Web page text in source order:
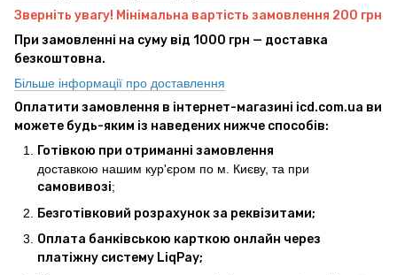
Зверніть увагу! Мінімальна вартість замовлення 200 грн
При замовленні на суму від 1000 грн — доставка
безкоштовна.
Більше інформації про доставлення
Оплатити замовлення в інтернет-магазині icd.com.ua ви
можете будь-яким із наведених нижче способів:
Готівкою при отриманні замовлення
доставкою нашим кур'єром по м. Києву, та при
самовивозі;
Безготівковий розрахунок за реквізитами;
Оплата банківською карткою онлайн через
платіжну систему LiqPay;